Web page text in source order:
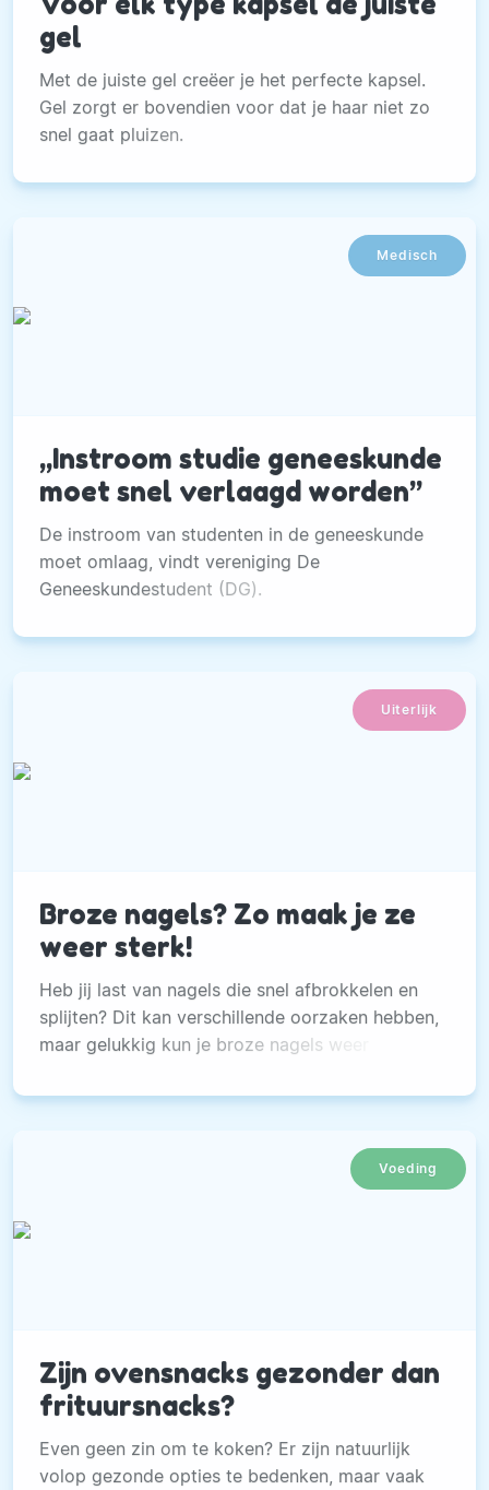
gel
Met de juiste gel creëer je het perfecte kapsel.
Gel zorgt er bovendien voor dat je haar niet zo
snel gaat pluizen.
Medisch
,,Instroom studie geneeskunde
moet snel verlaagd worden’’
De instroom van studenten in de geneeskunde
moet omlaag, vindt vereniging De
Geneeskundestudent (DG).
Uiterlijk
Broze nagels? Zo maak je ze
weer sterk!
Heb jij last van nagels die snel afbrokkelen en
splijten? Dit kan verschillende oorzaken hebben,
maar gelukkig kun je broze nagels weer
Voeding
Zijn ovensnacks gezonder dan
frituursnacks?
Even geen zin om te koken? Er zijn natuurlijk
volop gezonde opties te bedenken, maar vaak